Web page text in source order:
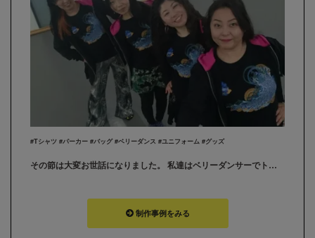
#Tシャツ #パーカー #バッグ #ベリーダンス #ユニフォーム #グッズ
その節は大変お世話になりました。 私達はベリーダンサーでトライバルユニット『BOMBA!!!』と言います。 年末忙しい時期に注文したのにも関わらず、年内に納品して頂きありがとうございました。とても素敵なグッズに仕上がり大満足です！ また機会がありましたら、よろしくお願いいたします
制作事例をみる